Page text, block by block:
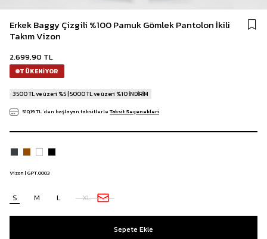
Erkek Baggy Çizgili %100 Pamuk Gömlek Pantolon İkili
Takım Vizon
2.699,90 TL
TÜKENIYOR
3500 TL ve üzeri %5 | 5000 TL ve üzeri %10 İNDİRİM
510,19 TL`den başlayan taksitlerle Taksit Seçenekleri
Vizon | GPT.0003
S M L XL